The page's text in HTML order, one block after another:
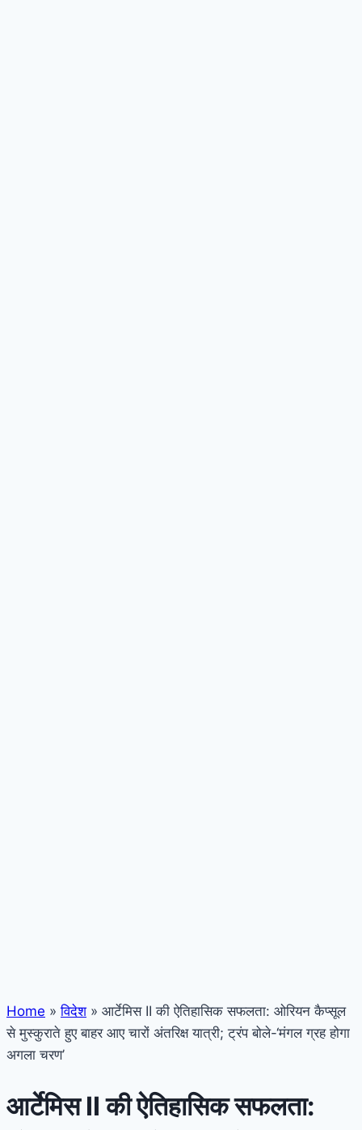
Home » विदेश » आर्टेमिस II की ऐतिहासिक सफलता: ओरियन कैप्सूल
से मुस्कुराते हुए बाहर आए चारों अंतरिक्ष यात्री; ट्रंप बोले-‘मंगल ग्रह होगा
अगला चरण’
आर्टेमिस II की ऐतिहासिक सफलता: